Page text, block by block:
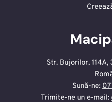
Str. Bujorilor,
Sună-ne:
Trimite-ne un e-mail: